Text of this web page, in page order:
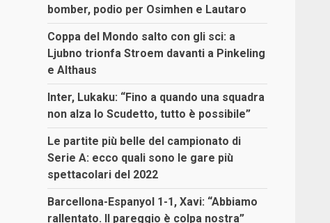
bomber, podio per Osimhen e Lautaro
Coppa del Mondo salto con gli sci: a
Ljubno trionfa Stroem davanti a Pinkeling
e Althaus
Inter, Lukaku: “Fino a quando una squadra
non alza lo Scudetto, tutto è possibile”
Le partite più belle del campionato di
Serie A: ecco quali sono le gare più
spettacolari del 2022
Barcellona-Espanyol 1-1, Xavi: “Abbiamo
rallentato. Il pareggio è colpa nostra”